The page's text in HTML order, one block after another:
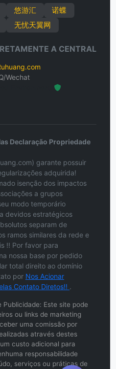
悠游汇
诺蝶
无忧天翼网
A CENTRAL
Wechat
Declaração Propriedade
garante possuir
adquirida!
isenção dos impactos
a grupos
modo temporário
devidos estratégicos
separam de
ramos similares da rede e
!! Por favor para
nossa base por pedido
total direito ao domínio
por Nos Acionar
Contato Diretos!! .
Publicidade: Este site pode
ou links de marketing
uma comissão por
através destes
custo adicional para
responsabilidade
serviços ou práticas de